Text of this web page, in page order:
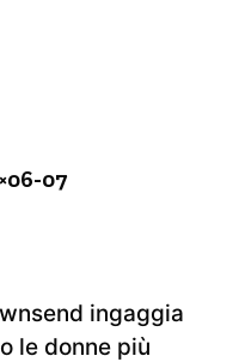
07
ingaggia
le donne più